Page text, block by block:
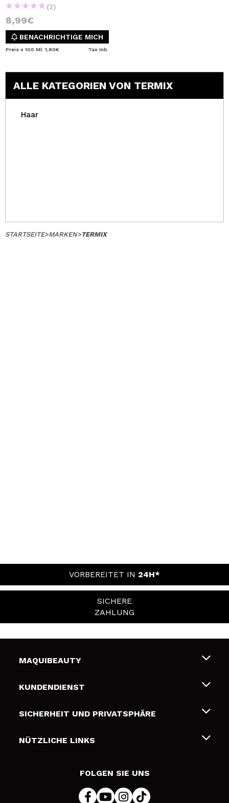
(2)
8,99€
BENACHRICHTIGE MICH
Preis x 100 Ml: 1,80€ Tax Inb.
ALLE KATEGORIEN VON TERMIX
Haar
STARTSEITE>MARKEN>TERMIX
VORBEREITET IN 24H*
SICHERE
ZAHLUNG
MAQUIBEAUTY
Über uns
Geschenkkarten
KUNDENDIENST
Liefer- und Versandkosten
Zahlung
SICHERHEIT UND PRIVATSPHÄRE
Bedingungen und Datenschutz
NÜTZLICHE LINKS
FOLGEN SIE UNS